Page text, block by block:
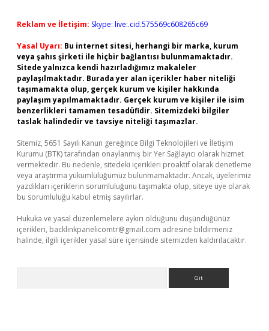
Reklam ve İletişim: Skype: live:.cid.575569c608265c69
Yasal Uyarı: Bu internet sitesi, herhangi bir marka, kurum
veya şahıs şirketi ile hiçbir bağlantısı bulunmamaktadır.
Sitede yalnızca kendi hazırladığımız makaleler
paylaşılmaktadır. Burada yer alan içerikler haber niteliği
taşımamakta olup, gerçek kurum ve kişiler hakkında
paylaşım yapılmamaktadır. Gerçek kurum ve kişiler ile isim
benzerlikleri tamamen tesadüfidir. Sitemizdeki bilgiler
taslak halindedir ve tavsiye niteliği taşımazlar.
Sitemiz, 5651 Sayılı Kanun gereğince Bilgi Teknolojileri ve İletişim
Kurumu (BTK) tarafından onaylanmış bir Yer Sağlayıcı olarak hizmet
vermektedir. Bu nedenle, sitedeki içerikleri proaktif olarak denetleme
veya araştırma yükümlülüğümüz bulunmamaktadır. Ancak, üyelerimiz
yazdıkları içeriklerin sorumluluğunu taşımakta olup, siteye üye olarak
bu sorumluluğu kabul etmiş sayılırlar.
Hukuka ve yasal düzenlemelere aykırı olduğunu düşündüğünüz
içerikleri, backlinkpanelicomtr@gmail.com adresine bildirmeniz
halinde, ilgili içerikler yasal süre içerisinde sitemizden kaldırılacaktır.